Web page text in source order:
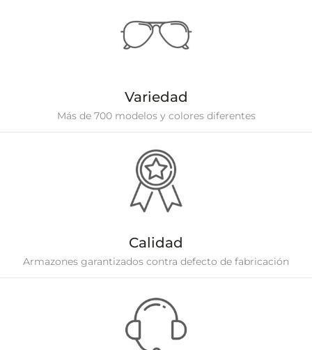
Variedad
Más de 700 modelos y colores diferentes
Calidad
Armazones garantizados contra defecto de fabricación